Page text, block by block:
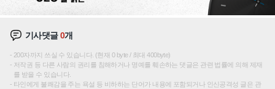
기사댓글0개
200자까지 쓰실 수 있습니다. (현재 0 byte / 최대 400byte)
저작권 등 다른 사람의 권리를 침해하거나 명예를 훼손하는 댓글은 관련 법률에 의해 제재
를 받을 수 있습니다.
타인에게 불쾌감을 주는 욕설 등 비하하는 단어가 내용에 포함되거나 인신공격성 글은 관